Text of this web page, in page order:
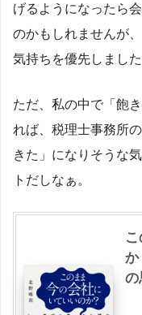
げるようになったら
のかもしれませんが
気持ちを優先しました
ただ、私の中で「飽
れば、税理士事務所
きた」になりそうな
トだしなぁ。
か
の